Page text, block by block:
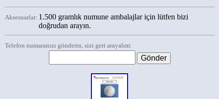
Aksesuarlar: 1.500 gramlık numune ambalajlar için lütfen bizi
doğrudan arayın.
Telefon numaranızı gönderin, sizi geri arayalım: